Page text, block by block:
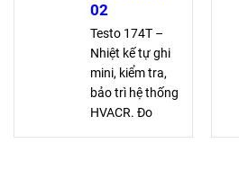
02
Testo 174T –
Nhiệt kế tự ghi
mini, kiểm tra,
bảo trì hệ thống
HVACR. Đo